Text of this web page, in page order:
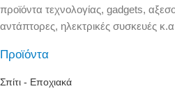
προϊόντα τεχνολογίας, gadgets,
αντάπτορες, ηλεκτρικές συσκευές
Προϊόντα
Σπίτι - Εποχιακά